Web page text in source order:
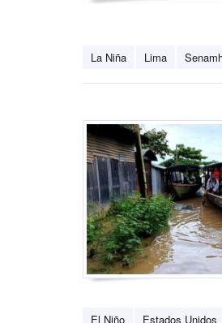
La Niña Lima
El Niño Estados Unidos